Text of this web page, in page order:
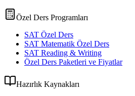
Özel Ders Programları
SAT Özel Ders
SAT Matematik Özel Ders
SAT Reading & Writing
Özel Ders Paketleri ve Fiyatlar
Hazırlık Kaynakları